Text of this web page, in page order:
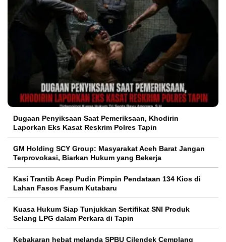
Dugaan Penyiksaan Saat Pemeriksaan, Khodirin
Laporkan Eks Kasat Reskrim Polres Tapin
GM Holding SCY Group: Masyarakat Aceh Barat Jangan
Terprovokasi, Biarkan Hukum yang Bekerja
Kasi Trantib Acep Pudin Pimpin Pendataan 134 Kios di
Lahan Fasos Fasum Kutabaru
Kuasa Hukum Siap Tunjukkan Sertifikat SNI Produk
Selang LPG dalam Perkara di Tapin
Kebakaran hebat melanda SPBU Cilendek Cemplang